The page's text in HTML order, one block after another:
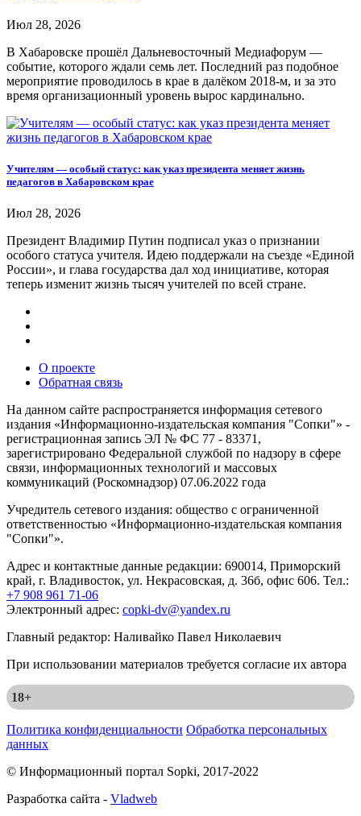
Июл 28, 2026
В Хабаровске прошёл Дальневосточный Медиафорум —
событие, которого ждали семь лет. Последний раз подобное
мероприятие проводилось в крае в далёком 2018-м, и за это
время организационный уровень вырос кардинально.
Учителям — особый статус: как указ президента меняет жизнь
педагогов в Хабаровском крае
Июл 28, 2026
Президент Владимир Путин подписал указ о признании
особого статуса учителя. Идею поддержали на съезде «Единой
России», и глава государства дал ход инициативе, которая
теперь изменит жизнь тысяч учителей по всей стране.
О проекте
Обратная связь
На данном сайте распространяется информация сетевого
издания «Информационно-издательская компания "Сопки"» -
регистрационная запись ЭЛ № ФС 77 - 83371,
зарегистрировано Федеральной службой по надзору в сфере
связи, информационных технологий и массовых
коммуникаций (Роскомнадзор) 07.06.2022 года
Учредитель сетевого издания: общество с ограниченной
ответственностью «Информационно-издательская компания
"Сопки"».
Адрес и контактные данные редакции: 690014, Приморский
край, г. Владивосток, ул. Некрасовская, д. 36б, офис 606. Тел.:
+7 908 961 71-06
Электронный адрес: copki-dv@yandex.ru
Главный редактор: Наливайко Павел Николаевич
При использовании материалов требуется согласие их автора
18+
Политика конфиденциальности Обработка персональных
данных
© Информационный портал Sopki, 2017-2022
Разработка сайта - Vladweb